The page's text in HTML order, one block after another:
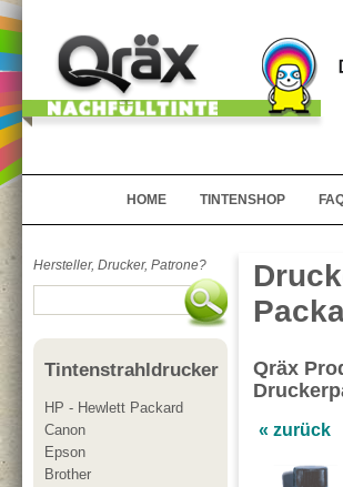
HOME TINTENSHOP
Hersteller, Drucker, Patrone?
Tintenstrahldrucker
HP - Hewlett Packard
Canon
Epson
Brother
Qräx
« zurück